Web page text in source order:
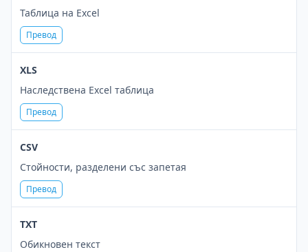
Таблица на Excel
Превод
XLS
Наследствена Excel таблица
Превод
CSV
Стойности, разделени със запетая
Превод
TXT
Обикновен текст